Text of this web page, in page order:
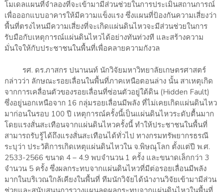
โมเดลแผนที่จำลองที่จะเข้ามามีส่วนช่วยในการประเมินสถานการณ์
เพื่อออกแบบอาคารให้มีความแข็งแรง ซึ่งแผนที่ป้องกันความเสี่ยงว่า
พื้นที่ตรงไหนมีความเสี่ยงที่จะเกิดแผ่นดินไหวจะมีส่วนช่วยในการ
รับมือกับเหตุการณ์แผ่นดินไหวได้อย่างทันท่วงที และสร้างความ
มั่นใจให้กับประชาชนในพื้นที่เพื่อคลายความกังวล
รศ. ดร.ภาสกร ปนานนท์ นักวิจัยมหาวิทยาลัยเกษตรศาสตร์
กล่าวว่า ลักษณะรอยเลื่อนในพื้นที่ภาคเหนือตอนล่าง นั้น สาเหตุเกิด
จากการเคลื่อนตัวของรอยเลื่อนที่ซ่อนตัวอยู่ใต้ดิน (Hidden Fault)
ซึ่งอยู่นอกเหนือจาก 16 กลุ่มรอยเลื่อนมีพลัง ที่ไม่เคยเกิดแผ่นดินไหว
มาก่อนในรอบ 100 ปี เหตุการณ์ครั้งนี้เป็นแผ่นดินไหวระดับตื้นมาก
โดยแรงสั่นสะเทือนจากแผ่นดินไหวครั้งนี้ ทำให้ประชาชนในพื้นที่
สามารถรับรู้ได้ถึงแรงสั่นสะเทือนได้ทั่วไป ทางกรมทรัพยากรธรณี
ระบุว่า ประวัติการเกิดเหตุแผ่นดินไหวใน จ.พิษณุโลก ตั้งแต่ปี พ.ศ.
2533-2566 ขนาด 4 – 4.9 พบจำนวน 1 ครั้ง และขนาดเล็กกว่า 3
จำนวน 5 ครั้ง ซึ่งผลกระทบจากแผ่นดินไหวที่มีต่อรอยเลื่อนมีพลัง
มากในบริเวณใกล้เคียงในพื้นที่ ทีมนักวิจัยได้นำงานวิจัยเข้ามามีส่วน